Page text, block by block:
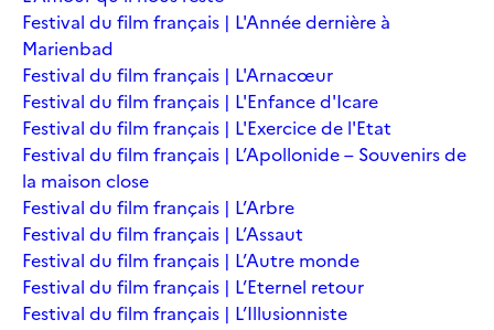
Festival du film français | L'Année dernière à
Marienbad
Festival du film français | L'Arnacœur
Festival du film français | L'Enfance d'Icare
Festival du film français | L'Exercice de l'Etat
Festival du film français | L’Apollonide – Souvenirs de
la maison close
Festival du film français | L’Arbre
Festival du film français | L’Assaut
Festival du film français | L’Autre monde
Festival du film français | L’Eternel retour
Festival du film français | L’Illusionniste